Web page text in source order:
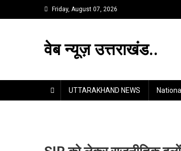
to
Friday, August 07, 2026
वेब न्यूज़ उत्तराखंड..
UTTARAKHAND NEWS